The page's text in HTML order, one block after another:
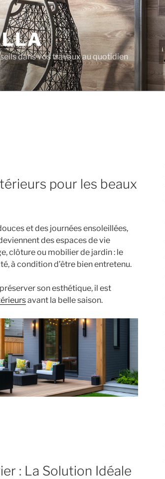
dans vos travaux au quotidien
pour les beaux
et des journées ensoleillées,
des espaces de vie
clôture ou mobilier de jardin : le
à condition d’être bien entretenu.
son esthétique, il est
avant la belle saison.
: La Solution Idéale